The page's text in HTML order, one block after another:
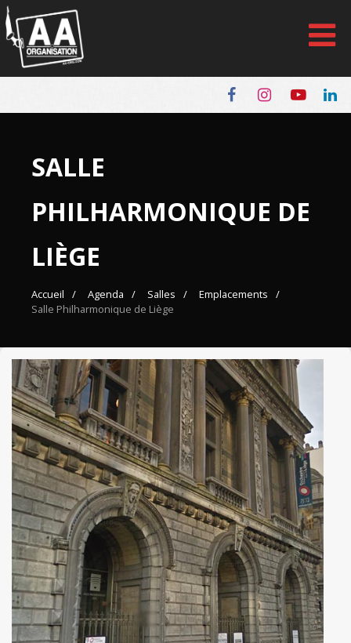
Panneau de gestion des cookies
SALLE
PHILHARMONIQUE DE
LIÈGE
Accueil Agenda Salles
Emplacements
Salle Philharmonique de Liège